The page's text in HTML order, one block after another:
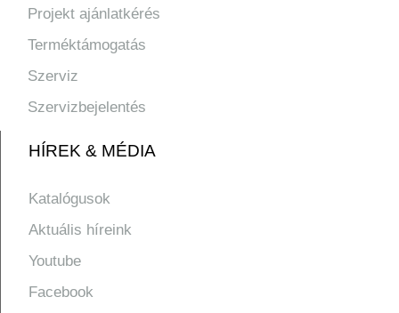
Projekt ajánlatkérés
Terméktámogatás
Szerviz
Szervizbejelentés
HÍREK & MÉDIA
Katalógusok
Aktuális híreink
Youtube
Facebook